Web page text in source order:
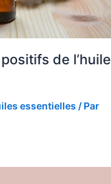
de l’huile
essentielles / Par